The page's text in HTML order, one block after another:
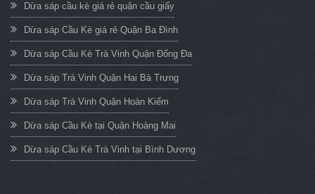
Dừa sáp cầu kè giá rẻ quận cầu giấy
Dừa sáp Cầu Kè giá rẻ Quận Ba Đình
Dừa sáp Cầu Kè Trà Vinh Quận Đống Đa
Dừa sáp Trà Vinh Quận Hai Bà Trưng
Dừa sáp Trà Vinh Quận Hoàn Kiếm
Dừa sáp Cầu Kè tại Quận Hoàng Mai
Dừa sáp Cầu Kè Trà Vinh tại Bình Dương